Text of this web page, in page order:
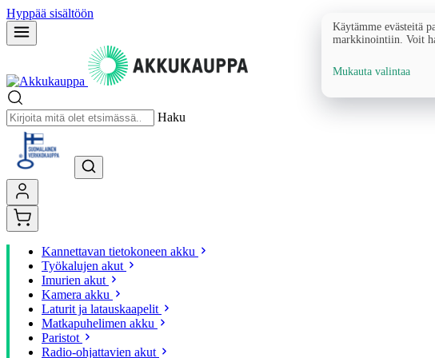
Hyppää sisältöön
Haku
Kannettavan tietokoneen akku
Työkalujen akut
Imurien akut
Kamera akku
Laturit ja latauskaapelit
Matkapuhelimen akku
Paristot
Radio-ohjattavien akut
Käytämme evästeitä
markkinointiin. Voit
Mukauta valintaa